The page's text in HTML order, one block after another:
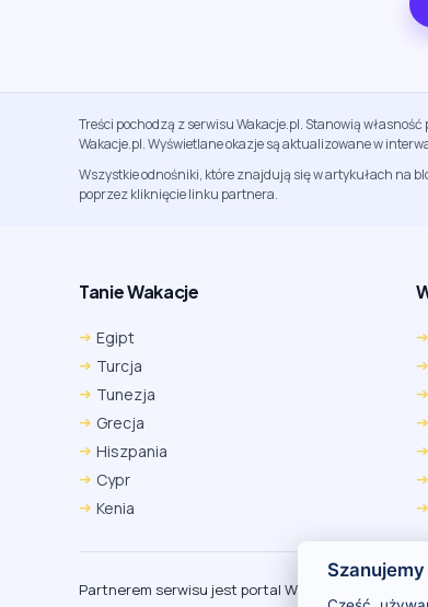
Treści pochodzą z serwisu Wakacje.pl. Stanowią
Wakacje.pl. Wyświetlane okazje są aktualizowane w
Wszystkie odnośniki, które znajdują się w artykułach na
poprzez kliknięcie linku partnera.
Tanie Wakacje
Egipt
Turcja
Tunezja
Grecja
Hiszpania
Cypr
Kenia
Partnerem serwisu jest portal Wakacje.pl